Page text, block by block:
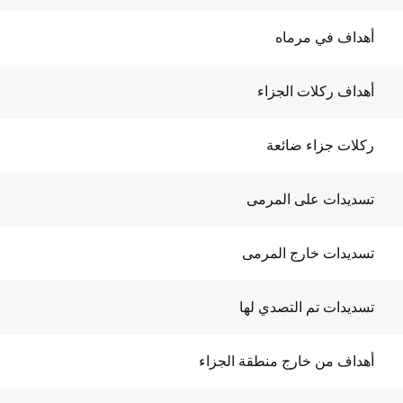
أهداف في مرماه
أهداف ركلات الجزاء
ركلات جزاء ضائعة
تسديدات على المرمى
تسديدات خارج المرمى
تسديدات تم التصدي لها
أهداف من خارج منطقة الجزاء